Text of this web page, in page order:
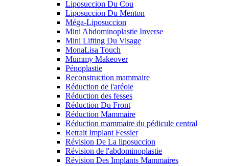
Liposuccion Du Cou
Liposuccion Du Menton
Méga-Liposuccion
Mini Abdominoplastie Inverse
Mini Lifting Du Visage
MonaLisa Touch
Mummy Makeover
Pénoplastie
Reconstruction mammaire
Réduction de l'aréole
Réduction des fesses
Réduction Du Front
Réduction Mammaire
Réduction mammaire du pédicule central
Retrait Implant Fessier
Révision De La liposuccion
Révision de l'abdominoplastie
Révision Des Implants Mammaires